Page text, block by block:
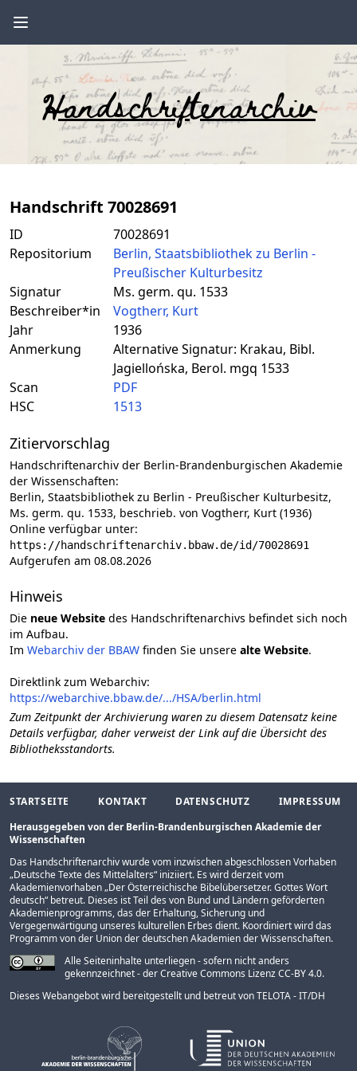
Handschriftenarchiv
Handschrift 70028691
ID
70028691
Repositorium
Berlin, Staatsbibliothek zu Berlin -
Preußischer Kulturbesitz
Signatur
Ms. germ. qu. 1533
Beschreiber*in
Vogtherr, Kurt
Jahr
1936
Anmerkung
Alternative Signatur: Krakau, Bibl.
Jagiellońska, Berol. mgq 1533
Scan
PDF
HSC
1513
Zitiervorschlag
Handschriftenarchiv der Berlin-Brandenburgischen Akademie
der Wissenschaften:
Berlin, Staatsbibliothek zu Berlin - Preußischer Kulturbesitz,
Ms. germ. qu. 1533, beschrieb. von Vogtherr, Kurt (1936)
Online verfügbar unter:
https://handschriftenarchiv.bbaw.de/id/70028691
Aufgerufen am 08.08.2026
Hinweis
Die neue Website des Handschriftenarchivs befindet sich noch
im Aufbau.
Im Webarchiv der BBAW finden Sie unsere alte Website.
Direktlink zum Webarchiv:
https://webarchive.bbaw.de/.../HSA/berlin.html
Zum Zeitpunkt der Archivierung waren zu diesem Datensatz keine
Details verfügbar, daher verweist der Link auf die Übersicht des
Bibliotheksstandorts.
STARTSEITE KONTAKT DATENSCHUTZ
IMPRESSUM
Herausgegeben von der Berlin-Brandenburgischen Akademie der
Wissenschaften
Das Handschriftenarchiv wurde vom inzwischen abgeschlossen Vorhaben
„Deutsche Texte des Mittelalters“ iniziiert. Es wird derzeit vom
Akademienvorhaben „Der Österreichische Bibelübersetzer. Gottes Wort
deutsch“ betreut. Dieses ist Teil des von Bund und Ländern geförderten
Akademienprogramms, das der Erhaltung, Sicherung und
Vergegenwärtigung unseres kulturellen Erbes dient. Koordiniert wird das
Programm von der Union der deutschen Akademien der Wissenschaften.
Alle Seiteninhalte unterliegen - sofern nicht anders
gekennzeichnet - der Creative Commons Lizenz CC-BY 4.0.
Dieses Webangebot wird bereitgestellt und betreut vonTELOTA - IT/DH